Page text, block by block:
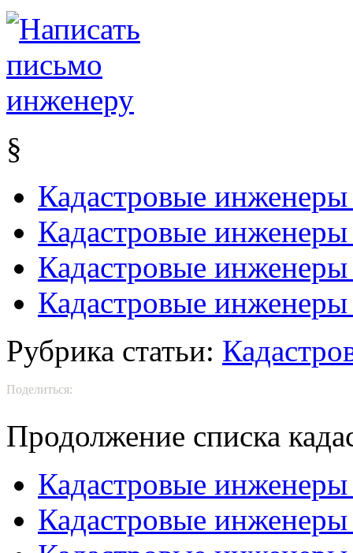
§
Кадастровые
Кадастровые инженеры
Кадастровые
Кадастровые
Рубрика статьи:
Поделиться:
Продолжение списка
Кадастровые
Кадастровые